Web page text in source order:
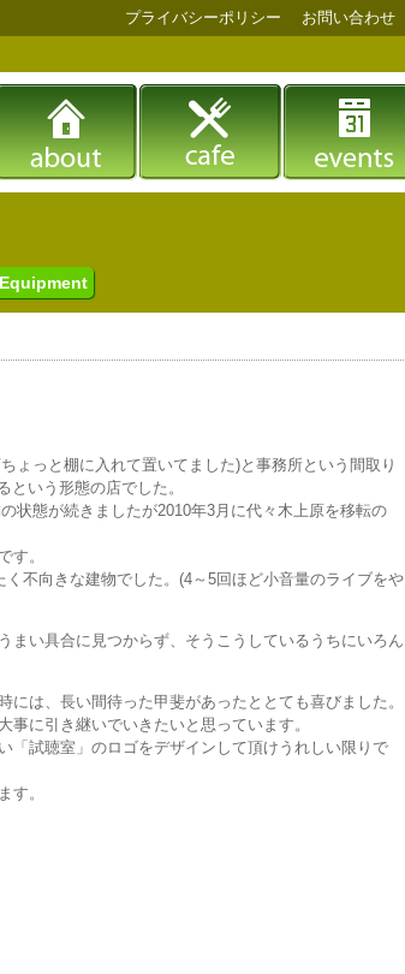
Equipment
ょっと棚に入れて置いてました)と事務所という間取り
いう形態の店でした。
状態が続きましたが2010年3月に代々木上原を移転の
す。
不向きな建物でした。(4～5回ほど小音量のライブをや
まい具合に見つからず、そうこうしているうちにいろん
は、長い間待った甲斐があったととても喜びました。
に引き継いでいきたいと思っています。
「試聴室」のロゴをデザインして頂けうれしい限りで
す。
プライバシーポリシー お問い合わせ